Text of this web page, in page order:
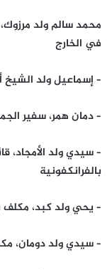
محمد سالم ولد مرزوك،
في الخارج
– إسماعيل ولد الشيخ
– دمان همر، سفير
– سيدي ولد الأمجاد،
بالفرانكفونية
– يحي ولد كبد، مكلف
– سيدي ولد دومان،